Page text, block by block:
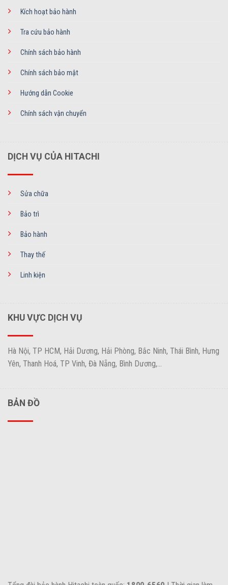
Kích hoạt bảo hành
Tra cứu bảo hành
Chính sách bảo hành
Chính sách bảo mật
Hướng dẫn Cookie
Chính sách vận chuyển
DỊCH VỤ CỦA HITACHI
Sửa chữa
Bảo trì
Bảo hành
Thay thế
Linh kiện
KHU VỰC DỊCH VỤ
Hà Nội, TP HCM, Hải Dương, Hải Phòng, Bắc Ninh, Thái Bình, Hưng
Yên, Thanh Hoá, TP Vinh, Đà Nẵng, Bình Dương,...
BẢN ĐỒ